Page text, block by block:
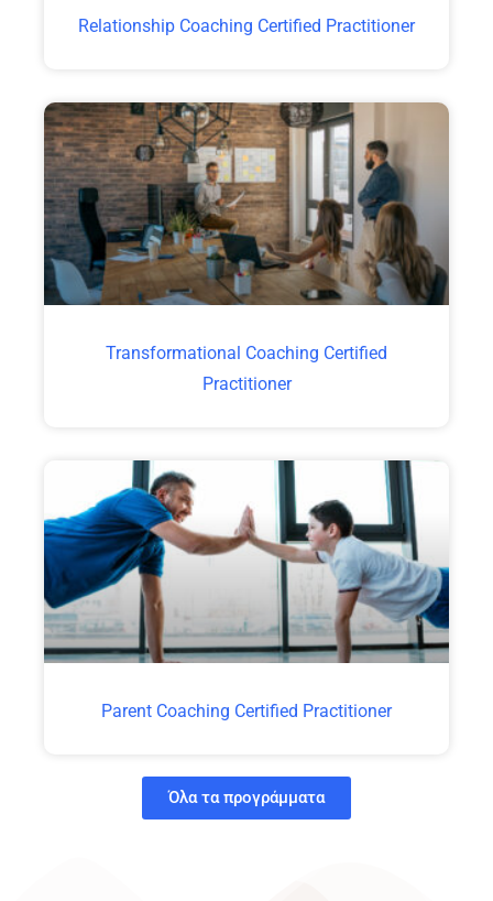
Relationship Coaching Certified Practitioner
Transformational Coaching Certified
Practitioner
Parent Coaching Certified Practitioner
Όλα τα προγράμματα